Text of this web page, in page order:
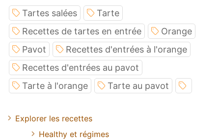
Tartes salées
Tarte
Recettes de tartes en entrée
Orange
Pavot
Recettes d'entrées à l'orange
Recettes d'entrées au pavot
Tarte à l'orange
Tarte au pavot
Explorer les recettes
Healthy et régimes